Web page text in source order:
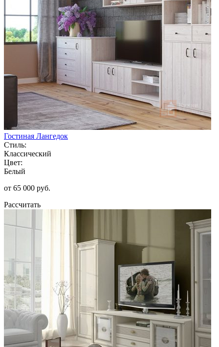
Гостиная Лангедок
Стиль:
Классический
Цвет:
Белый
от 65 000 руб.
Рассчитать